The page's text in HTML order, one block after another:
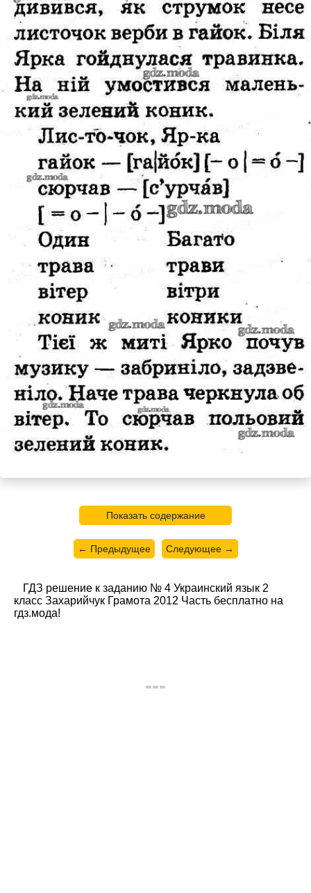
Показать содержание
← Предыдущее Следующее →
ГДЗ решение к заданию № 4 Украинский язык 2
класс Захарийчук Грамота 2012 Часть бесплатно на
гдз.мода!